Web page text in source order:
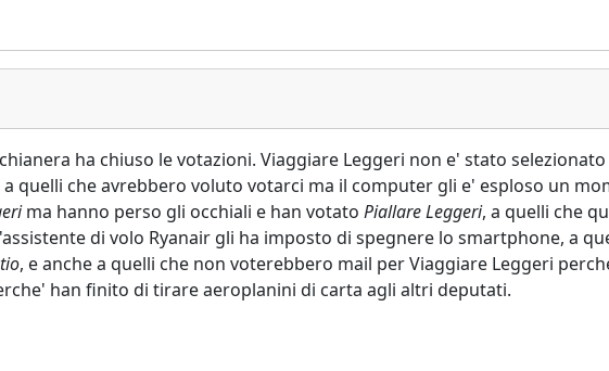
ha chiuso le votazioni. Viaggiare Leggeri non e' stato
a quelli che avrebbero voluto votarci ma il computer gli e' esploso un
ma hanno perso gli occhiali e han votato Piallare Leggeri, a quelli che
di volo Ryanair gli ha imposto di spegnere lo smartphone, a
, e anche a quelli che non voterebbero mail per Viaggiare Leggeri
han finito di tirare aeroplanini di carta agli altri deputati.